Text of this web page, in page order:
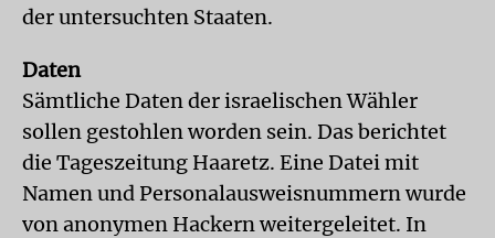
der untersuchten Staaten.
Daten
Sämtliche Daten der israelischen Wähler
sollen gestohlen worden sein. Das berichtet
die Tageszeitung Haaretz. Eine Datei mit
Namen und Personalausweisnummern wurde
von anonymen Hackern weitergeleitet. In